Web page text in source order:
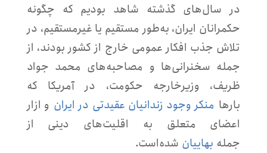
در سال‌های گذشته شاهد بودیم که چگونه
حکمرانان ایران، به‌طور مستقیم یا غیرمستقیم، در
تلاش جذب افکار عمومی خارج از کشور بودند، از
جمله سخنرانی‌ها و مصاحبه‌های محمد جواد
ظریف، وزیرخارجه حکومت، در آمریکا که
بارها منکر وجود زندانیان عقیدتی در ایران و ازار
اعضای متعلق به اقلیت‌های دینی از
جمله بهاییان شده‌است.